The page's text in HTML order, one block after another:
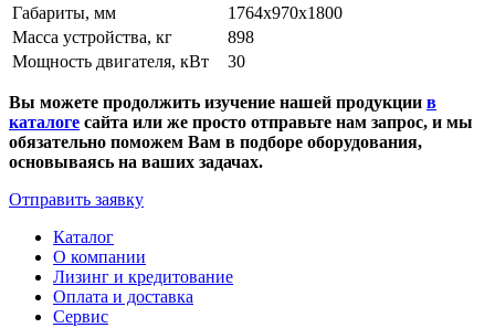
Габариты, мм
1764х970х1800
Масса устройства, кг
898
Мощность двигателя, кВт
30
Вы можете продолжить изучение нашей продукции в
каталоге сайта или же просто отправьте нам запрос, и мы
обязательно поможем Вам в подборе оборудования,
основываясь на ваших задачах.
Отправить заявку
Каталог
О компании
Лизинг и кредитование
Оплата и доставка
Сервис